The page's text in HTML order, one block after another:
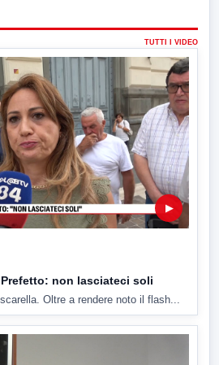
TUTTI I VIDEO
▶
non lasciateci soli
Oltre a rendere noto il flash...